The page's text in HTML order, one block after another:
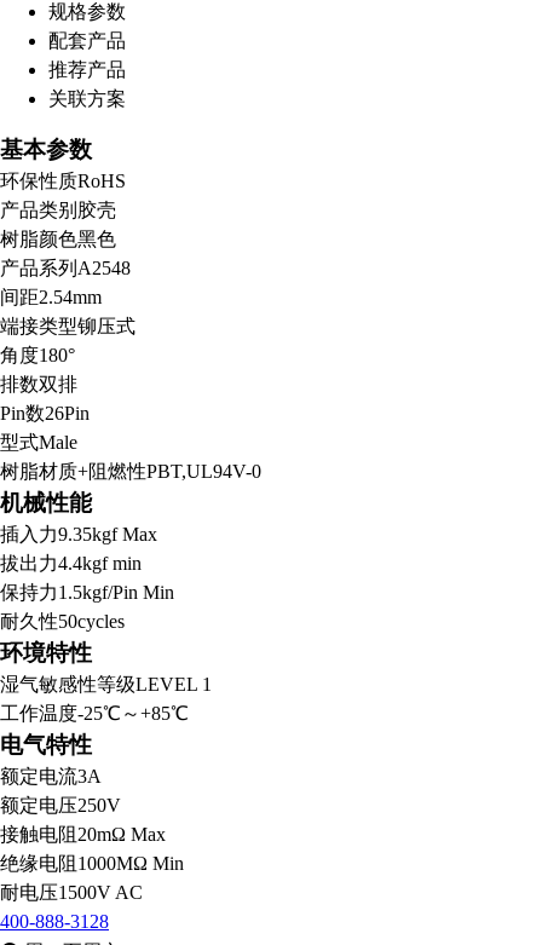
规格参数
配套产品
推荐产品
关联方案
基本参数
环保性质RoHS
产品类别 胶壳
树脂颜色黑色
产品系列 A2548
间距2.54mm
端接类型铆压式
角度180°
排数双排
Pin数26Pin
型式Male
树脂材质+阻燃性PBT,UL94V-0
机械性能
插入力9.35kgf Max
拔出力4.4kgf min
保持力1.5kgf/Pin Min
耐久性50cycles
环境特性
湿气敏感性等级LEVEL 1
工作温度-25℃～+85℃
电气特性
额定电流3A
额定电压250V
接触电阻 20mΩ Max
绝缘电阻 1000MΩ Min
耐电压1500V AC
400-888-3128